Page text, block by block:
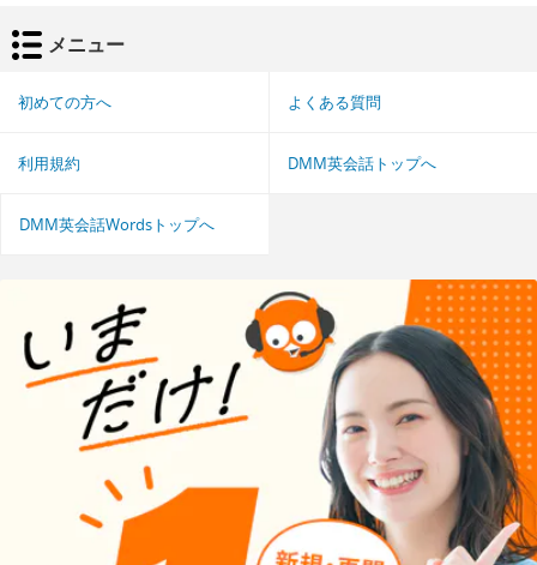
メニュー
初めての方へ よくある質問
利用規約 DMM英会話トップへ
DMM英会話Wordsトップへ